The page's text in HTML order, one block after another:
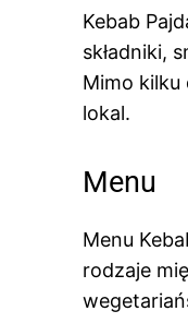
Kebab
składniki,
Mimo
lokal.
Menu
Menu
rodzaje